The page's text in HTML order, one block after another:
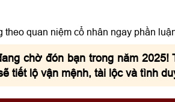
theo quan niệm cổ nhân ngay phần
chờ đón bạn trong năm 2025!
tiết lộ vận mệnh, tài lộc và tình